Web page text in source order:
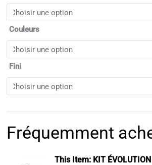
Couleurs
Fini
Fréquemment
This Item: KIT ÉVOLUTION